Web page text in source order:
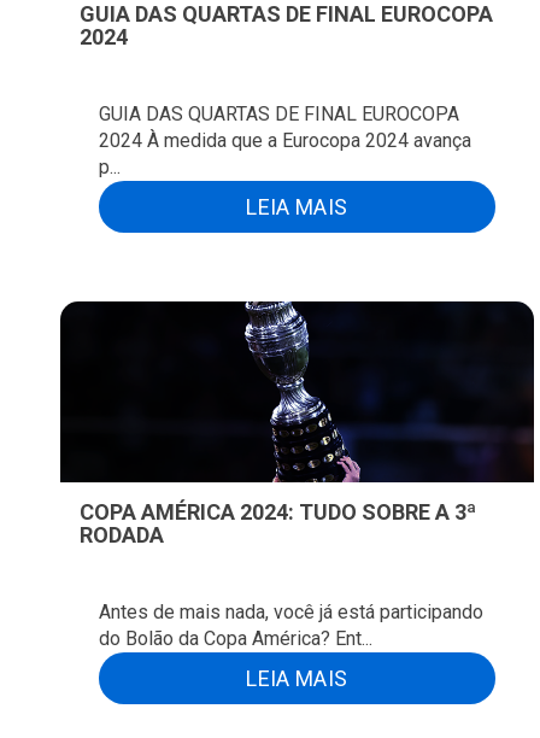
GUIA DAS QUARTAS DE FINAL EUROCOPA
2024
GUIA DAS QUARTAS DE FINAL EUROCOPA
2024 À medida que a Eurocopa 2024 avança
p...
LEIA MAIS
COPA AMÉRICA 2024: TUDO SOBRE A 3ª
RODADA
Antes de mais nada, você já está participando
do Bolão da Copa América? Ent...
LEIA MAIS